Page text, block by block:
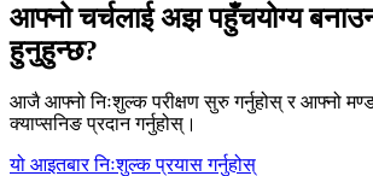
आफ्नो चर्चलाई अझ पहुँचयोग्य
हुनुहुन्छ?
आजै आफ्नो निःशुल्क परीक्षण सुरु गर्नुहोस् र आफ्नो
क्याप्सनिङ प्रदान गर्नुहोस्।
यो आइतबार निःशुल्क प्रयास गर्नुहोस्